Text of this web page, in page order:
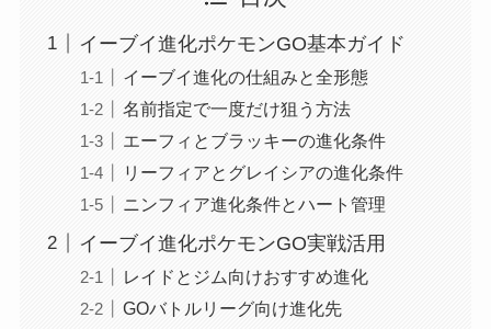
イーブイ進化ポケモンGO基本ガイド
イーブイ進化の仕組みと全形態
名前指定で一度だけ狙う方法
エーフィとブラッキーの進化条件
リーフィアとグレイシアの進化条件
ニンフィア進化条件とハート管理
イーブイ進化ポケモンGO実戦活用
レイドとジム向けおすすめ進化
GOバトルリーグ向け進化先